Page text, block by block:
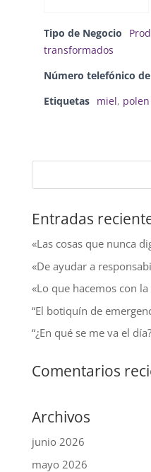
Tipo de Negocio
transformados
Número telefónico
Etiquetas
miel , polen
Entradas
«Las cosas que nunca
«De ayudar a
«Lo que hacemos con la
“El botiquín de
“¿En qué se me va el
Comentarios
Archivos
junio 2026
mayo 2026